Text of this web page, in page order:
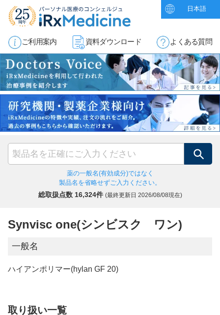
日本語
ご利用案内 資料ダウンロード よくある質問
検索
薬の一般名(有効成分)ではなく
製品名を省略せずご入力ください。
総取扱点数 16,324件 (最終更新日 2026/08/08現在)
Synvisc one(シンビスク ワン)
一般名
ハイアンポリマー(hylan GF 20)
取り扱い一覧